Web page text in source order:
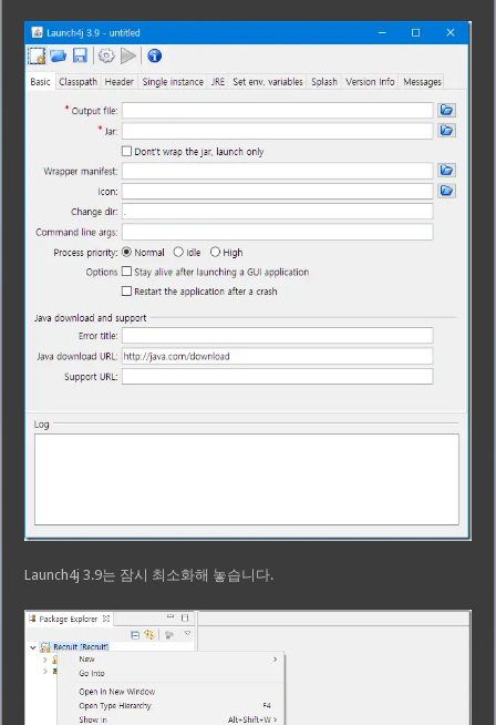
Launch4j 3.9는 잠시 최소화해 놓습니다.